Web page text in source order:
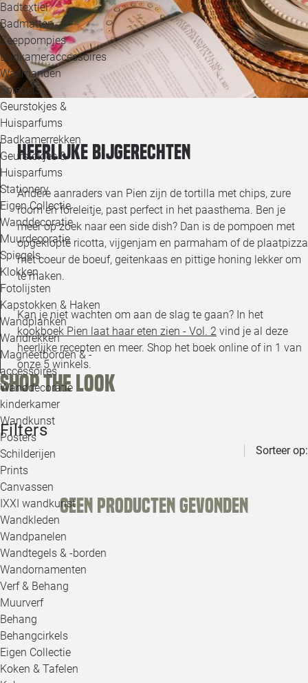
Badtextiel
Badmatten
Zeeppompjes
Badkameraccessoires
Wasmanden
Spiegels
Geurstokjes &
Huisparfums
Badkamerrekken
Geurstokjes &
Huisparfums
Stationery
Eigen Collectie
Wanddecoratie
Muurdecoratie
Spiegels
Klokken
Fotolijsten
Kapstokken & Haken
Wandplanken
Wandrekken
Magneetborden & -
accessoires
Wanddecoratie
kinderkamer
Wandkunst
Posters
Schilderijen
Prints
Canvassen
IXXI wandkunst
Wandkleden
Wandpanelen
Wandtegels & -borden
Wandornamenten
Verf & Behang
Muurverf
Behang
Behangcirkels
Eigen Collectie
Koken & Tafelen
Heerlijke bijgerechten
Andere aanraders van Pien zijn de tortilla met chips, zure
room en foreleitje, past perfect in het paasthema. Ben je
meer op zoek naar een side dish? Dan is de pompoen met
opgeklopte ricotta, vijgenjam en parmaham of de plaatpizza
met coeur de boeuf, geitenkaas en pittige honing lekker om
te maken.
Kan je niet wachten om aan de slag te gaan? In het
kookboek Pien laat haar eten zien - Vol. 2 vind je al deze
heerlijke recepten en meer. Shop het boek online of in 1 van
onze 5 winkels.
Shop the look
Filters
Sorteer op:
Geen producten gevonden